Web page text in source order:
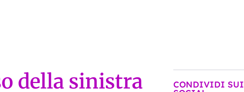
della sinistra
CONDIVIDI SUI